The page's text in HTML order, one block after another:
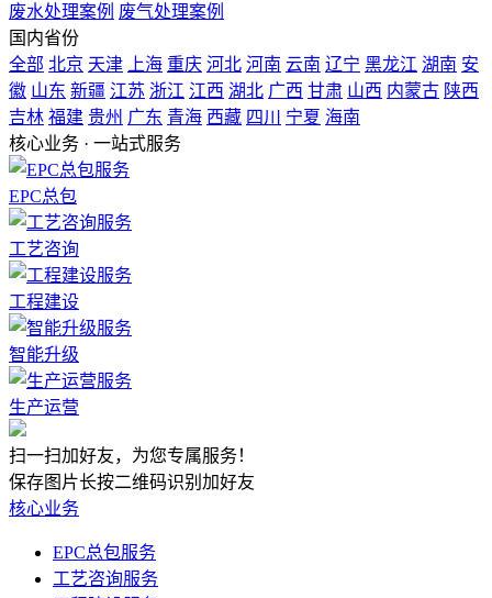
废水处理案例 废气处理案例
国内省份
全部 北京 天津 上海 重庆 河北 河南 云南 辽宁 黑龙江 湖南 安
徽 山东 新疆 江苏 浙江 江西 湖北 广西 甘肃 山西 内蒙古 陕西
吉林 福建 贵州 广东 青海 西藏 四川 宁夏 海南
核心业务 · 一站式服务
EPC总包
工艺咨询
工程建设
智能升级
生产运营
扫一扫加好友，为您专属服务！
保存图片长按二维码识别加好友
核心业务
EPC总包服务
工艺咨询服务